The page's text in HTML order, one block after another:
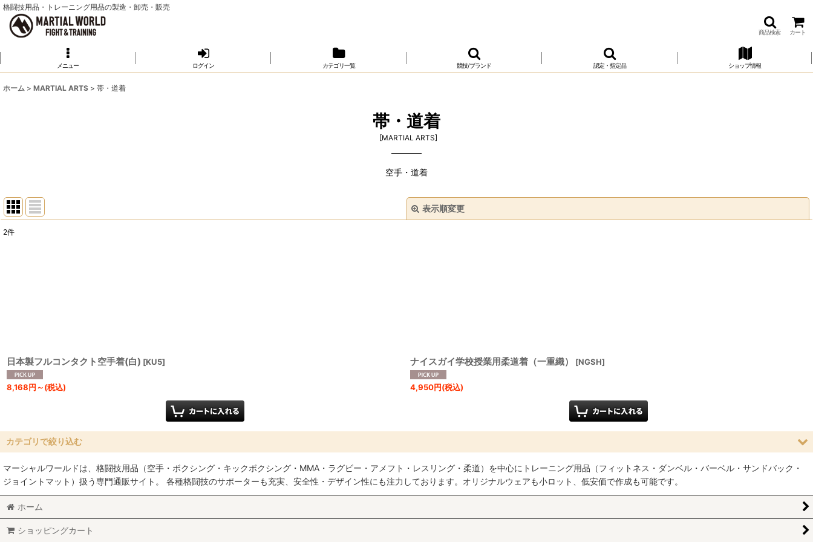
格闘技用品・トレーニング用品の製造・卸売・販売
商品検索 カート
メニュー ログイン カテゴリ一覧 競技/ブランド 認定・指定品 ショップ情報
ホーム > MARTIAL ARTS > 帯・道着
帯・道着
[MARTIAL ARTS]
空手・道着
表示順変更
2件
日本製フルコンタクト空手着(白) [KU5]
8,168円～(税込)
ナイスガイ学校授業用柔道着（一重織） [NGSH]
4,950円(税込)
カテゴリで絞り込む
帯・道着 (全商品)
空手着・帯
マーシャルワールドは、格闘技用品（空手・ボクシング・キックボクシング・MMA・ラグビー・アメフト・レスリング・柔道）を中心にトレーニング用品（フィットネス・ダンベル・バーベル・サンドバック・
ジョイントマット）扱う専門通販サイト。 各種格闘技のサポーターも充実、安全性・デザイン性にも注力しております。オリジナルウェアも小ロット、低安価で作成も可能です。
ホーム
ショッピングカート